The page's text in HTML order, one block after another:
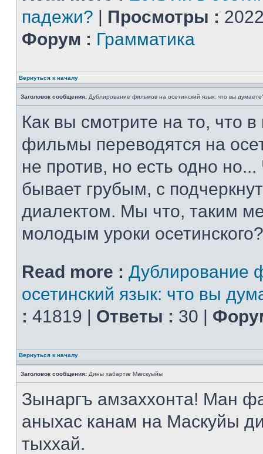
падежи? | Просмотры :
Форум : Грамматика
Вернуться к началу
Заголовок сообщения: Дублирование фильмов на осетинский язык: что вы
Как вы смотрите на то, что
фильмы переводятся на
не против, но есть одно
бывает грубым, с
диалектом. Мы что, таким
молодым уроки
Read more : Дублирование
осетинский язык: что вы
: 41819 | Ответы : 30 |
Вернуться к началу
Заголовок сообщения: Дины хабартæ Мæскуыйы
Зынаргъ амзаххонта! Ман
аныхас канам на Маскуйы
тыххай.